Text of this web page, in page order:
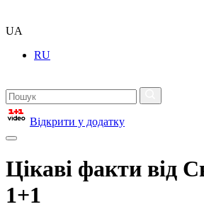
UA
RU
Відкрити у додатку
Цікаві факти від
1+1